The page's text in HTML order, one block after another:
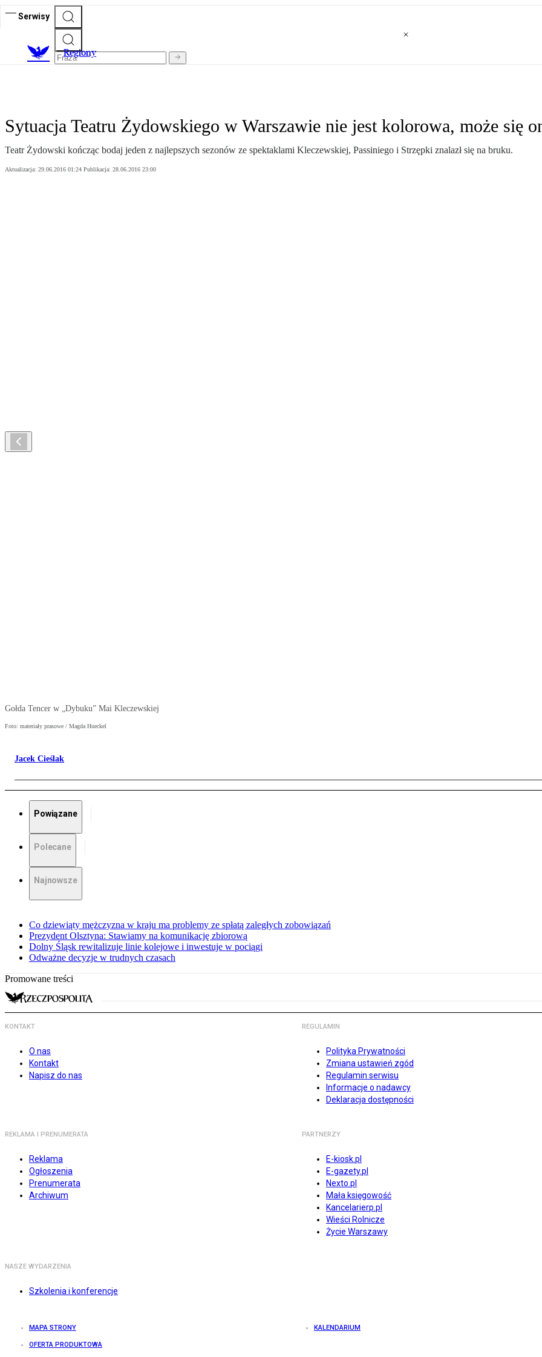
Serwisy
Regiony
Sytuacja Teatru Żydowskiego w Warszawie nie jest kolorowa, może się
Teatr Żydowski kończąc bodaj jeden z najlepszych sezonów ze spektaklami Kleczewskiej, Passiniego i Strzępki znalazł się na bruku.
Aktualizacja: 29.06.2016 01:24 Publikacja: 28.06.2016 23:00
Gołda Tencer w „Dybuku” Mai Kleczewskiej
Foto: materiały prasowe / Magda Hueckel
Jacek Cieślak
Powiązane
Polecane
Najnowsze
Co dziewiąty mężczyzna w kraju ma problemy ze spłatą zaległych zobowiązań
Prezydent Olsztyna: Stawiamy na komunikację zbiorową
Dolny Śląsk rewitalizuje linie kolejowe i inwestuje w pociągi
Odważne decyzje w trudnych czasach
Promowane treści
KONTAKT
O nas
Kontakt
Napisz do nas
REGULAMIN
Polityka Prywatności
Zmiana ustawień zgód
Regulamin serwisu
Informacje o nadawcy
Deklaracja dostępności
REKLAMA I PRENUMERATA
Reklama
Ogłoszenia
Prenumerata
Archiwum
PARTNERZY
E-kiosk.pl
E-gazety.pl
Nexto.pl
Mała księgowość
Kancelarierp.pl
Wieści Rolnicze
Życie Warszawy
NASZE WYDARZENIA
Szkolenia i konferencje
MAPA STRONY KALENDARIUM
OFERTA PRODUKTOWA